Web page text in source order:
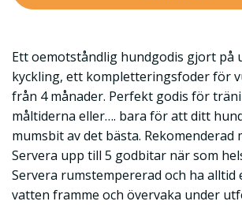
Ett oemotståndlig hundgodis gjort på
kyckling, ett kompletteringsfoder för
från 4 månader. Perfekt godis för
måltiderna eller…. bara för att ditt
mumsbit av det bästa. Rekomenderad
Servera upp till 5 godbitar när som
Servera rumstempererad och ha alltid
vatten framme och övervaka under